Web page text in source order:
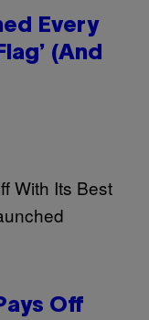
Every
(And
Off